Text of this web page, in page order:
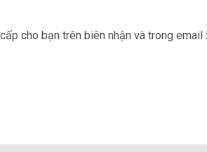
cho bạn trên biên nhận và trong email